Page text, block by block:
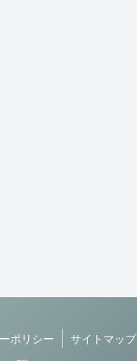
ポリシー
サイトマップ